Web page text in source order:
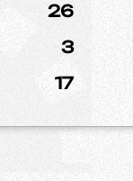
26
3
17